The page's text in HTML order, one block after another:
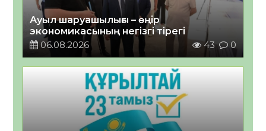
Ауыл шаруашылығы – өңір
экономикасының негізгі тірегі
06.08.2026
43 0